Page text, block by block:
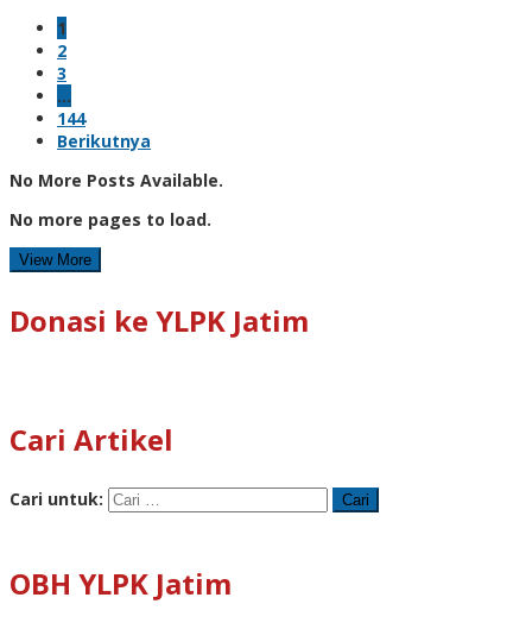
1
2
3
…
144
Berikutnya
No More Posts Available.
No more pages to load.
View More
Donasi ke YLPK Jatim
Cari Artikel
Cari untuk:
OBH YLPK Jatim